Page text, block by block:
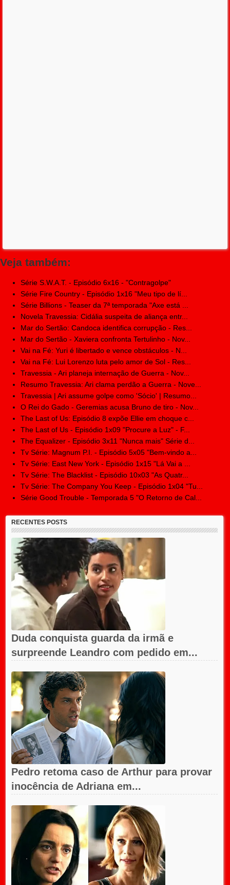
Veja também:
Série S.W.A.T. - Episódio 6x16 - "Contragolpe"
Série Fire Country - Episódio 1x16 "Meu tipo de lí...
Série Billions - Teaser da 7ª temporada "Axe está ...
Novela Travessia: Cidália suspeita de aliança entr...
Mar do Sertão: Candoca identifica corrupção - Res...
Mar do Sertão - Xaviera confronta Tertulinho - Nov...
Vai na Fé: Yuri é libertado e vence obstáculos - N...
Vai na Fé: Lui Lorenzo luta pelo amor de Sol - Res...
Travessia - Ari planeja internação de Guerra - Nov...
Resumo Travessia: Ari clama perdão a Guerra - Nove...
Travessia | Ari assume golpe como 'Sócio' | Resumo...
O Rei do Gado - Geremias acusa Bruno de tiro - Nov...
The Last of Us: Episódio 8 expõe Ellie em choque c...
The Last of Us - Episódio 1x09 "Procure a Luz" - F...
The Equalizer - Episódio 3x11 "Nunca mais" Série d...
Tv Série: Magnum P.I. - Episódio 5x05 "Bem-vindo a...
Tv Série: East New York - Episódio 1x15 "Lá Vai a ...
Tv Série: The Blacklist - Episódio 10x03 "As Quatr...
Tv Série: The Company You Keep - Episódio 1x04 "Tu...
Série Good Trouble - Temporada 5 "O Retorno de Cal...
RECENTES POSTS
Duda conquista guarda da irmã e
surpreende Leandro com pedido em...
Pedro retoma caso de Arthur para provar
inocência de Adriana em...